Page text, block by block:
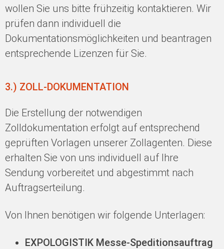
wollen Sie uns bitte frühzeitig kontaktieren. Wir
prüfen dann individuell die
Dokumentationsmöglichkeiten und beantragen
entsprechende Lizenzen für Sie.
3.) ZOLL-DOKUMENTATION
Die Erstellung der notwendigen
Zolldokumentation erfolgt auf entsprechend
geprüften Vorlagen unserer Zollagenten. Diese
erhalten Sie von uns individuell auf Ihre
Sendung vorbereitet und abgestimmt nach
Auftragserteilung.
Von Ihnen benötigen wir folgende Unterlagen:
EXPOLOGISTIK Messe-Speditionsauftrag